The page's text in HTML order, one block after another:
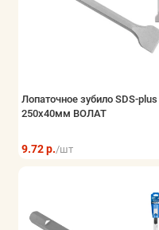
Лопаточное зубило SDS-plus
250х40мм ВОЛАТ
9.72 р./шт